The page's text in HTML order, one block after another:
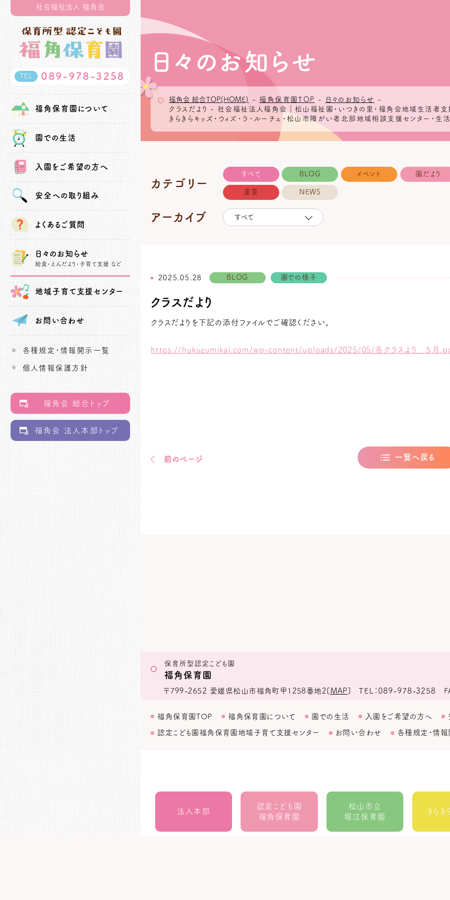
社会福祉法人 福角会
TEL 089-978-3258
福角保育園 について
園での生活
入園を ご希望の方へ
安全への取り組み
よくあるご質問
日々のお知らせ
給食・えんだより・子育て支援 など
地域子育て支援センター
お問い合わせ
各種規定・情報開示一覧
個人情報保護方針
福角会 総合トップ
福角会 法人本部トップ
日々のお知らせ
福角会 総合TOP(HOME) - 福角保育園TOP - 日々のお知らせ
-
クラスだより - 社会福祉法人福角会｜松山福祉園・いつきの里・福角会地域生活者支
きらきらキッズ・ウィズ・ラ・ルーチェ・松山市障がい者北部地域相談支援センター・
カテゴリー
すべて BLOG イベント 園だより
重要 NEWS
アーカイブ
2025.05.28 BLOG 園での様子
クラスだより
クラスだよりを下記の添付ファイルでご確認ください。
https://hukuzumikai.com/wp-content/uploads/2025/05/各クラスより ５月
前のページ 一覧へ戻る
保育所型認定こども園
福角保育園
〒799-2652 愛媛県松山市福角町甲1258番地2 [ MAP ] TEL 089-978-3258
福角保育園TOP 福角保育園について 園での生活 入園をご希望の方へ
認定こども園福角保育園 地域子育て支援センター お問い合わせ 各種規定・情
法人本部
認定こども園
福角保育園
松山市立
堀江保育園
きらき